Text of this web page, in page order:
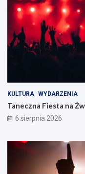
KULTURA WYDARZENIA
Taneczna Fiesta na
6 sierpnia 2026